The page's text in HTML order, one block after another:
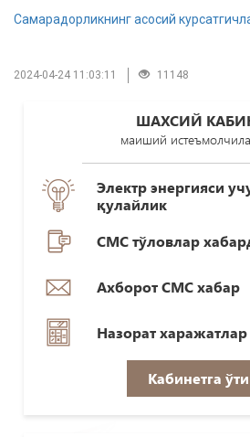
Самарадорликнинг асосий
2024-04-24 11:03:11 11148
ШАХСИЙ
маиший
Электр энергияси
қулайлик
СМС тўловлар
Ахборот СМС хабар
Назорат харажатлар
Кабинетга